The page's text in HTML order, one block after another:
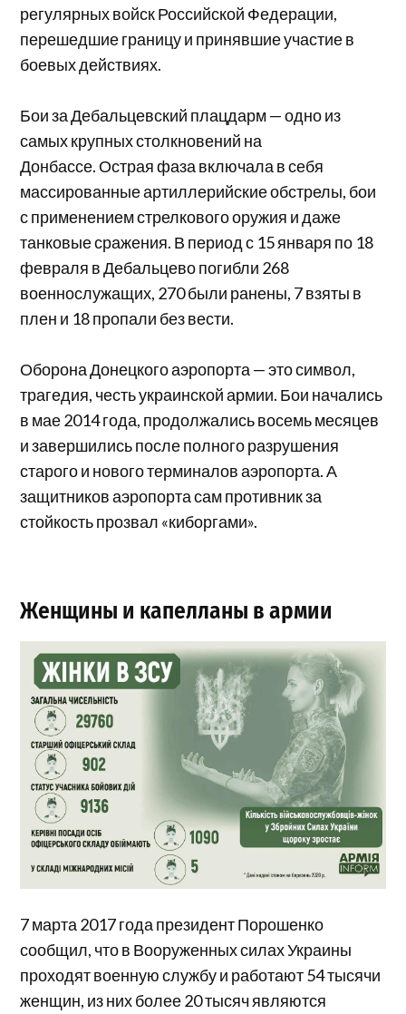
регулярных войск Российской Федерации,
перешедшие границу и принявшие участие в
боевых действиях.
Бои за Дебальцевский плацдарм — одно из
самых крупных столкновений на
Донбассе. Острая фаза включала в себя
массированные артиллерийские обстрелы, бои
с применением стрелкового оружия и даже
танковые сражения. В период с 15 января по 18
февраля в Дебальцево погибли 268
военнослужащих, 270 были ранены, 7 взяты в
плен и 18 пропали без вести.
Оборона Донецкого аэропорта — это символ,
трагедия, честь украинской армии. Бои начались
в мае 2014 года, продолжались восемь месяцев
и завершились после полного разрушения
старого и нового терминалов аэропорта. А
защитников аэропорта сам противник за
стойкость прозвал «киборгами».
Женщины и капелланы в армии
7 марта 2017 года президент Порошенко
сообщил, что в Вооруженных силах Украины
проходят военную службу и работают 54 тысячи
женщин, из них более 20 тысяч являются